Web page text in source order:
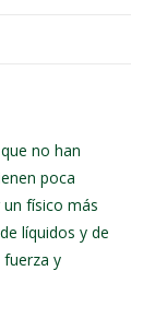
no han
poca
físico más
líquidos y de
fuerza y